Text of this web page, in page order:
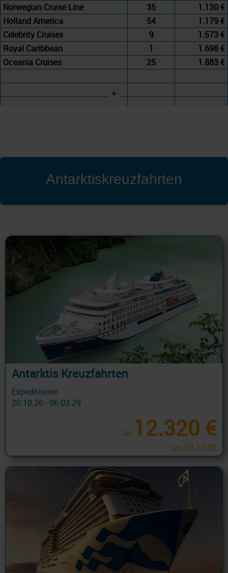
Norwegian Cruise Line
35
1.130 €
Holland America
54
1.179 €
Celebrity Cruises
9
1.573 €
Royal Caribbean
1
1.698 €
Oceania Cruises
25 1.883 €
+
Antarktiskreuzfahrten
'
Antarktis Kreuzfahrten
Expeditionen
20.10.26 - 06.03.29
ab 12.320 €
am 02.12.28